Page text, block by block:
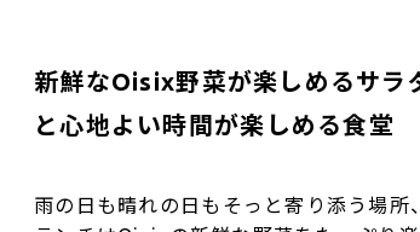
新鮮なOisix野菜が楽しめるサラ
と心地よい時間が楽しめる食堂
雨の日も晴れの日もそっと寄り添う場所